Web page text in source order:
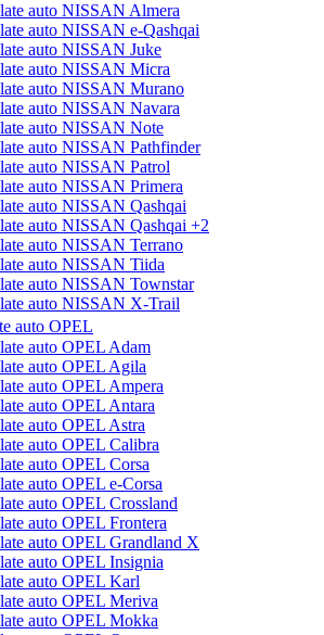
auto NISSAN Almera
auto NISSAN e-Qashqai
auto NISSAN Juke
auto NISSAN Micra
auto NISSAN Murano
auto NISSAN Navara
auto NISSAN Note
auto NISSAN Pathfinder
auto NISSAN Patrol
auto NISSAN Primera
auto NISSAN Qashqai
auto NISSAN Qashqai +2
auto NISSAN Terrano
auto NISSAN Tiida
auto NISSAN Townstar
auto NISSAN X-Trail
auto OPEL
auto OPEL Adam
auto OPEL Agila
auto OPEL Ampera
auto OPEL Antara
auto OPEL Astra
auto OPEL Calibra
auto OPEL Corsa
auto OPEL e-Corsa
auto OPEL Crossland
auto OPEL Frontera
auto OPEL Grandland X
auto OPEL Insignia
auto OPEL Karl
auto OPEL Meriva
auto OPEL Mokka